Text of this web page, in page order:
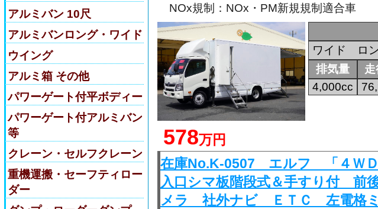
アルミバン 10尺
アルミバンロング・ワイド
ウイング
アルミ箱 その他
パワーゲート付平ボディー
パワーゲート付アルミバン
等
クレーン・セルフクレーン
重機運搬・セーフティロー
ダー
NOx規制：NOx・PM新規規制適合車
578万円
ワイド ロ
排気量
4,000cc
在庫No.K-0507 エルフ 「４Ｗ
入口シマ板階段式＆手すり付
メラ 社外ナビ ＥＴＣ 左電格